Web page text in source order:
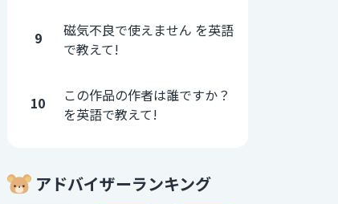
9
磁気不良で使えません を英語
で教えて!
10
この作品の作者は誰ですか？
を英語で教えて!
アドバイザーランキング